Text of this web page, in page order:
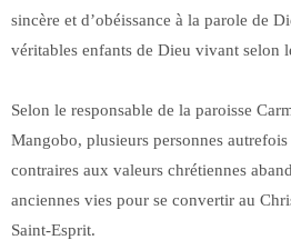
sincère et d’obéissance à la parole de
véritables enfants de Dieu vivant selon
Selon le responsable de la paroisse
Mangobo, plusieurs personnes
contraires aux valeurs chrétiennes
anciennes vies pour se convertir au
Saint-Esprit.